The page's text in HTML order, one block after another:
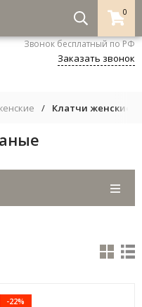
0
8-800-333-5530
Звонок бесплатный по РФ
Заказать звонок
/ Клатчи женские
-22%